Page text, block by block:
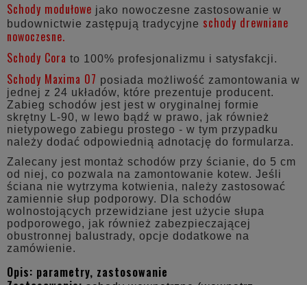
Schody modułowe jako nowoczesne zastosowanie w
budownictwie zastępują tradycyjne schody drewniane
nowoczesne.
Schody Cora to 100% profesjonalizmu i satysfakcji.
Schody Maxima 07 posiada możliwość zamontowania w
jednej z 24 układów, które prezentuje producent.
Zabieg schodów jest jest w oryginalnej formie
skrętny L-90, w lewo bądź w prawo, jak również
nietypowego zabiegu prostego - w tym przypadku
należy dodać odpowiednią adnotację do formularza.
Zalecany jest montaż schodów przy ścianie, do 5 cm
od niej, co pozwala na zamontowanie kotew. Jeśli
ściana nie wytrzyma kotwienia, należy zastosować
zamiennie słup podporowy. Dla schodów
wolnostojących przewidziane jest użycie słupa
podporowego, jak również zabezpieczającej
obustronnej balustrady, opcje dodatkowe na
zamówienie.
Opis: parametry, zastosowanie